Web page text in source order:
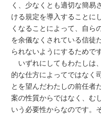
く、少なくとも適切な簡易
ける規定を導入することに
くなることによって、自ら
を余儀なくされている信徒
られないようにするためです
いずれにしてもわたしは
的な仕方によってではなく
とを望んだわたしの前任者
案の性質からではなく、む
いう必要性からなのです。